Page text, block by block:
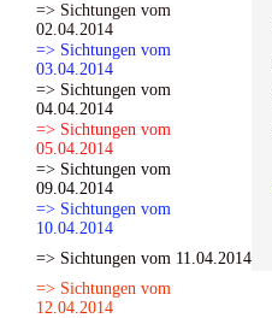
=> Sichtungen vom
02.04.2014
=> Sichtungen vom
03.04.2014
=> Sichtungen vom
04.04.2014
=> Sichtungen vom
05.04.2014
=> Sichtungen vom
09.04.2014
=> Sichtungen vom
10.04.2014
=> Sichtungen vom 11.04.2014
=> Sichtungen vom
12.04.2014